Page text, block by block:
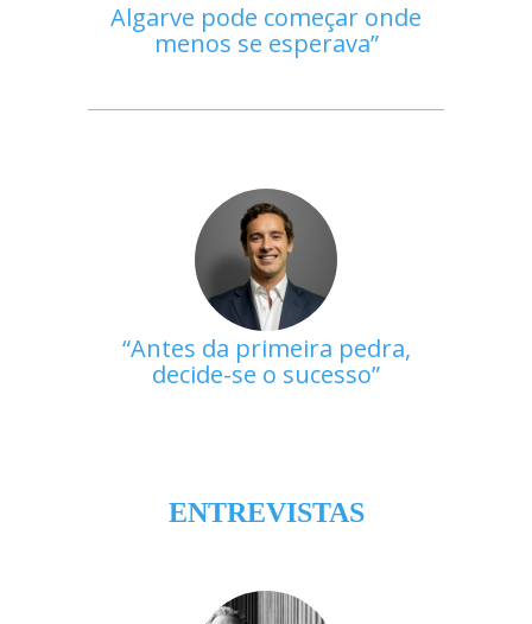
Algarve pode começar onde
menos se esperava
Antes da primeira pedra,
decide-se o sucesso
ENTREVISTAS